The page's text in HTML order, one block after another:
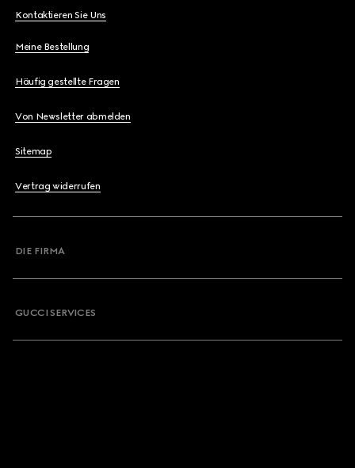
Kontaktieren Sie Uns
Meine Bestellung
Häufig gestellte Fragen
Von Newsletter abmelden
Sitemap
Vertrag widerrufen
DIE FIRMA
GUCCI SERVICES